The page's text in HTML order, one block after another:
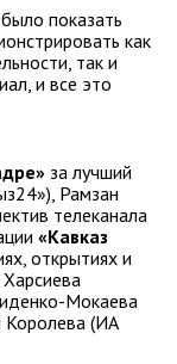
показать
как
так и
и все это
за лучший
Рамзан
телеканала
«Кавказ
открытиях и
Мокаева
Королева (ИА